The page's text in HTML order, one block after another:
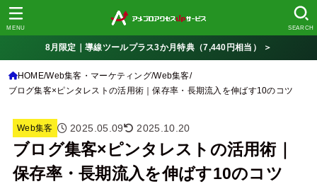
SEARCH
MENU
8月限定｜導線ツールプラス3か月特典（7,440円相当） ＞
HOME Web集客・マーケティング Web集客
ブログ集客×ピンタレストの活用術｜保存率・長期流入を伸ばす10のコツ
Web集客 2025.05.09 2025.10.20
ブログ集客×ピンタレストの活用術｜
保存率・長期流入を伸ばす10のコツ